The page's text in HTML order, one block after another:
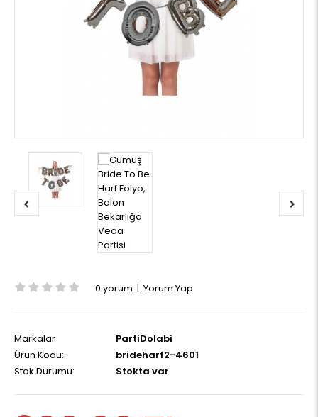
0 yorum | Yorum Yap
Markalar
PartiDolabi
Ürün Kodu:
brideharf2-4601
Stok Durumu:
Stokta var